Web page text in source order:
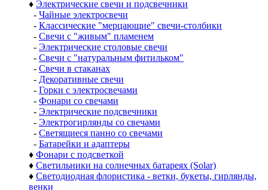
♦ Электрические свечи и подсвечники
- Чайные электросвечи
- Классические "мерцающие" свечи-столбики
- Свечи с "живым" пламенем
- Электрические столовые свечи
- Свечи с "натуральным фитильком"
- Свечи в стаканах
- Декоративные свечи
- Горки с электросвечами
- Фонари со свечами
- Электрические подсвечники
- Электрогирлянды со свечами
- Светящиеся панно со свечами
- Батарейки и адаптеры
♦ Фонари с подсветкой
♦ Светильники на солнечных батареях (Solar)
♦ Светодиодная флористика - ветки, букеты, гирлянды,
венки